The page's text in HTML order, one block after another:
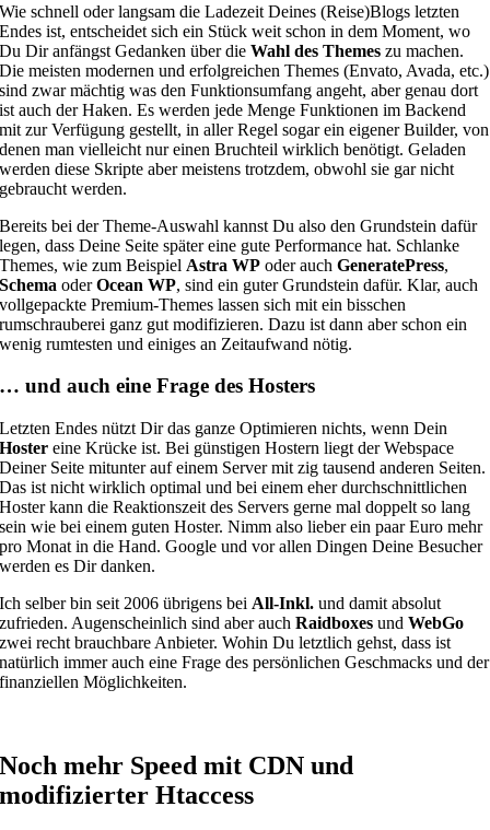
Wie schnell oder langsam die Ladezeit Deines (Reise)Blogs letzten
Endes ist, entscheidet sich ein Stück weit schon in dem Moment, wo
Du Dir anfängst Gedanken über dieWahl des Themes zu machen.
Die meisten modernen und erfolgreichen Themes (Envato, Avada, etc.)
sind zwar mächtig was den Funktionsumfang angeht, aber genau dort
ist auch der Haken. Es werden jede Menge Funktionen im Backend
mit zur Verfügung gestellt, in aller Regel sogar ein eigener Builder, von
denen man vielleicht nur einen Bruchteil wirklich benötigt. Geladen
werden diese Skripte aber meistens trotzdem, obwohl sie gar nicht
gebraucht werden.
Bereits bei der Theme-Auswahl kannst Du also den Grundstein dafür
legen, dass Deine Seite später eine gute Performance hat. Schlanke
Themes, wie zum Beispiel Astra WP oder auchGeneratePress,
Schema oderOcean WP, sind ein guter Grundstein dafür. Klar, auch
vollgepackte Premium-Themes lassen sich mit ein bisschen
rumschrauberei ganz gut modifizieren. Dazu ist dann aber schon ein
wenig rumtesten und einiges an Zeitaufwand nötig.
… und auch eine Frage des Hosters
Letzten Endes nützt Dir das ganze Optimieren nichts, wenn Dein
Hoster eine Krücke ist. Bei günstigen Hostern liegt der Webspace
Deiner Seite mitunter auf einem Server mit zig tausend anderen Seiten.
Das ist nicht wirklich optimal und bei einem eher durchschnittlichen
Hoster kann die Reaktionszeit des Servers gerne mal doppelt so lang
sein wie bei einem guten Hoster. Nimm also lieber ein paar Euro mehr
pro Monat in die Hand. Google und vor allen Dingen Deine Besucher
werden es Dir danken.
Ich selber bin seit 2006 übrigens bei All-Inkl. und damit absolut
zufrieden. Augenscheinlich sind aber auchRaidboxes undWebGo
zwei recht brauchbare Anbieter. Wohin Du letztlich gehst, dass ist
natürlich immer auch eine Frage des persönlichen Geschmacks und der
finanziellen Möglichkeiten.
Noch mehr Speed mit CDN und
modifizierter Htaccess